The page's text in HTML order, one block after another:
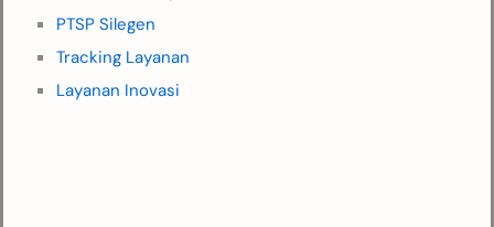
PTSP Silegen
Tracking Layanan
Layanan Inovasi